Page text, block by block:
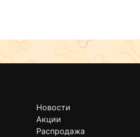
Новости
Акции
Распродажа